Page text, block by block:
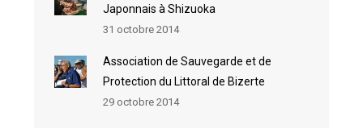
Japonnais à Shizuoka
31 octobre 2014
Association de Sauvegarde et de
Protection du Littoral de Bizerte
29 octobre 2014